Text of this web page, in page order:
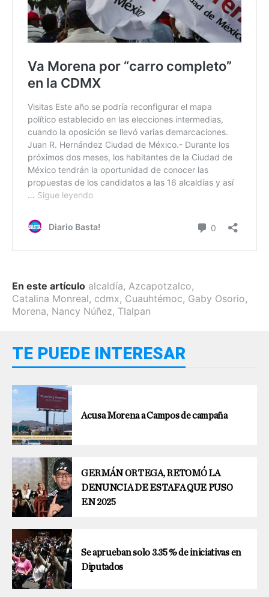
En este artículo alcaldía, Azcapotzalco,
Catalina Monreal, cdmx, Cuauhtémoc, Gaby Osorio,
Morena, Nancy Núñez, Tlalpan
TE PUEDE INTERESAR
Acusa Morena a Campos de campaña
GERMÁN ORTEGA, RETOMÓ LA
DENUNCIA DE ESTAFA QUE PUSO
EN 2025
Se aprueban solo 3.35 % de iniciativas en
Diputados